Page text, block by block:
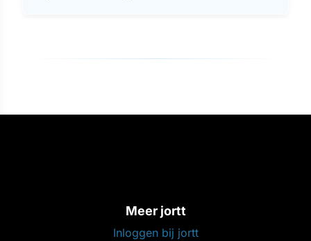
Meer jortt
Inloggen bij jortt